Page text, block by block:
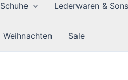
Schuhe Lederwaren &
Weihnachten Sale